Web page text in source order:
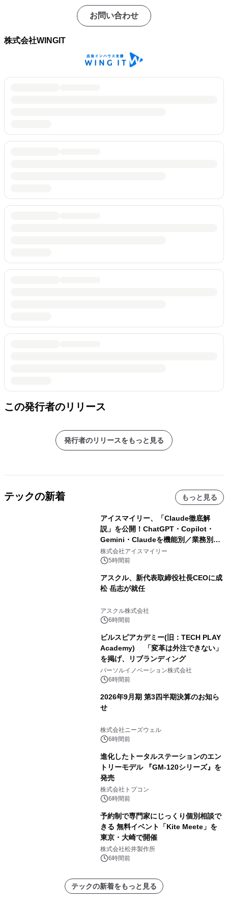
お問い合わせ
株式会社WINGIT
この発行者のリリース
発行者のリリースをもっと見る
テックの新着 もっと見る
アイスマイリー、「Claude徹底解
説」を公開！ChatGPT・Copilot・
Gemini・Claudeを機能別／業務別に
比較―自社に合う生成AIの選び方がわ
かる実践ガイド
株式会社アイスマイリー
5時間前
アスクル、新代表取締役社長CEOに成
松 岳志が就任
アスクル株式会社
6時間前
ビルスピアカデミー(旧：TECH PLAY
Academy) 「変革は外注できない」
を掲げ、リブランディング
パーソルイノベーション株式会社
6時間前
2026年9月期 第3四半期決算のお知ら
せ
株式会社ニーズウェル
6時間前
進化したトータルステーションのエン
トリーモデル 『GM-120シリーズ』を
発売
株式会社トプコン
6時間前
予約制で専門家にじっくり個別相談で
きる 無料イベント「Kite Meete」を
東京・大崎で開催
株式会社松井製作所
6時間前
テックの新着をもっと見る